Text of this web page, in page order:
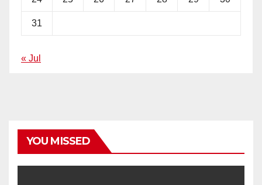
31
« Jul
YOU MISSED